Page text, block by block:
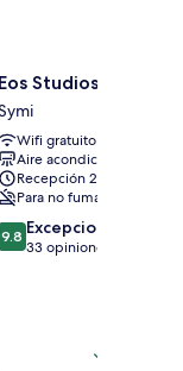
Eos
Studios
Symi
Eos Studios
Wifi gratuito
Aire acondicionado
Recepción 24/7
Para no fumadores
9.8 Excepcional
33 opiniones